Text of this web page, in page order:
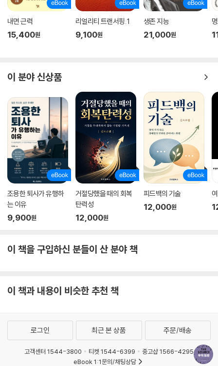
내면 근력
15,400원
리얼리티 트랜서핑. 1
9,100원
생존 지능
21,000원
이 분야 신상품
조용한 퇴사가 유행하
는 이유
9,900원
거절당했을 때의 회복
탄력성
12,000원
피드백의 기술
12,000원
이 책을 구입하신 분들이 산 분야 책
이 책과 내용이 비슷한 추천 책
로그인 최근 본 상품 주문/배송
고객센터 1544-3800 티켓 1544-6399
중고샵 1566-4295
eBook 1:1문의/채팅상담